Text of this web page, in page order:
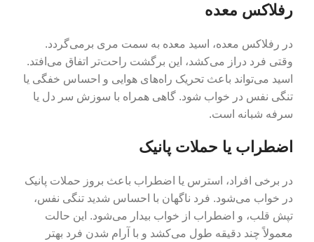
رفلاکس معده
در رفلاکس معده، اسید معده به سمت مری برمی‌گردد.
وقتی فرد دراز می‌کشد، این برگشت راحت‌تر اتفاق می‌افتد.
اسید می‌تواند باعث تحریک راه‌های هوایی و احساس خفگی یا
تنگی نفس در خواب شود. گاهی همراه با سوزش سر دل یا
سرفه شبانه است.
اضطراب یا حملات پانیک
در برخی افراد، استرس یا اضطراب باعث بروز حملات پانیک
در خواب می‌شود. فرد ناگهان با احساس شدید تنگی نفس،
تپش قلب، و اضطراب از خواب بیدار می‌شود. این حالت
معمولاً چند دقیقه طول می‌کشد و با آرام شدن فرد بهتر